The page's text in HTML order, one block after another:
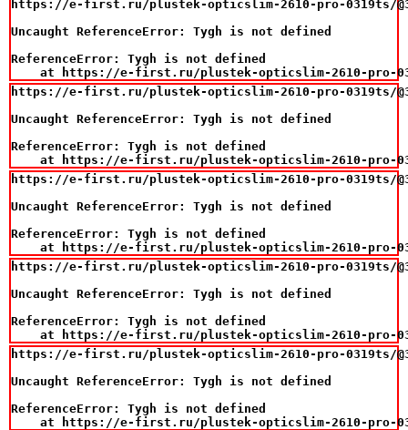
https://e-first.ru/plustek-opticslim-2610-pro-0319ts/
Uncaught ReferenceError: Tygh is not defined
ReferenceError: Tygh is not defined
at https://e-first.ru/plustek-opticslim-2610-pro-
https://e-first.ru/plustek-opticslim-2610-pro-0319ts/
Uncaught ReferenceError: Tygh is not defined
ReferenceError: Tygh is not defined
at https://e-first.ru/plustek-opticslim-2610-pro-
https://e-first.ru/plustek-opticslim-2610-pro-0319ts/
Uncaught ReferenceError: Tygh is not defined
ReferenceError: Tygh is not defined
at https://e-first.ru/plustek-opticslim-2610-pro-
https://e-first.ru/plustek-opticslim-2610-pro-0319ts/
Uncaught ReferenceError: Tygh is not defined
ReferenceError: Tygh is not defined
at https://e-first.ru/plustek-opticslim-2610-pro-
https://e-first.ru/plustek-opticslim-2610-pro-0319ts/
Uncaught ReferenceError: Tygh is not defined
ReferenceError: Tygh is not defined
at https://e-first.ru/plustek-opticslim-2610-pro-